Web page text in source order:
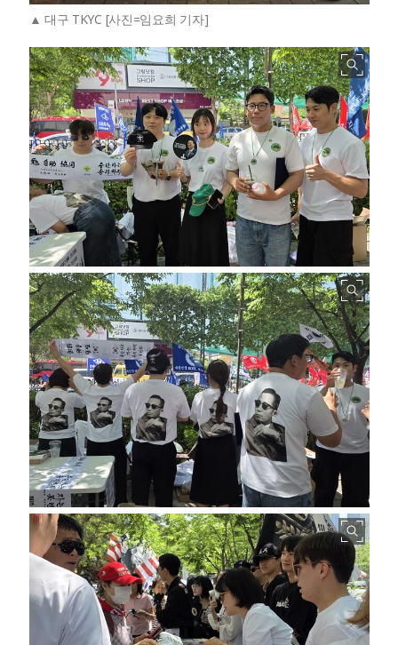
대구 TKYC [사진=임요희 기자]